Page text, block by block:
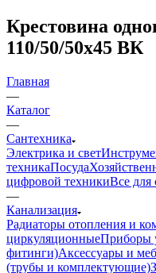
Крестовина
110/50/50х45 ВК
Главная
—
Каталог
—
Сантехника
Электрика и свет
техникаПосуда
цифровой техникиВсе для
—
Канализация
Радиаторы отопления и
циркуляционныеПриборы
фитинги)Аксессуары и
(трубы и комплектующие)